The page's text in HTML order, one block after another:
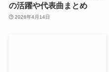
の活躍や代表曲まとめ
2026年4月14日